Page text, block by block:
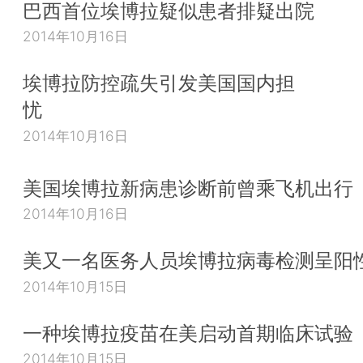
巴西首位埃博拉疑似患者排疑出院
2014年10月16日
埃博拉防控疏失引发美国国内担
忧
2014年10月16日
美国埃博拉新病患诊断前曾乘飞机出行
2014年10月16日
美又一名医务人员埃博拉病毒检测呈阳
2014年10月15日
一种埃博拉疫苗在美启动首期临床试验
2014年10月15日